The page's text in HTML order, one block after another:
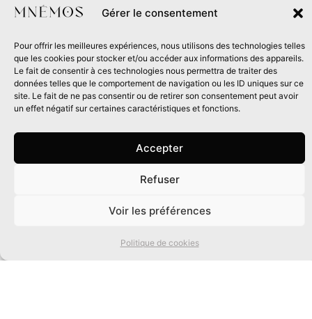
Gérer le consentement
Pour offrir les meilleures expériences, nous utilisons des technologies telles
que les cookies pour stocker et/ou accéder aux informations des appareils.
Le fait de consentir à ces technologies nous permettra de traiter des
données telles que le comportement de navigation ou les ID uniques sur ce
site. Le fait de ne pas consentir ou de retirer son consentement peut avoir
un effet négatif sur certaines caractéristiques et fonctions.
Accepter
Refuser
Voir les préférences
Politique de cookies